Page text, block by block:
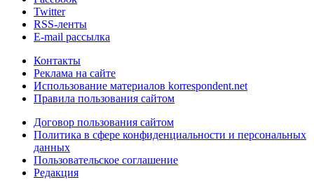
Twitter
RSS-ленты
E-mail рассылка
Контакты
Реклама на сайте
Использование материалов korrespondent.net
Правила пользования сайтом
Договор пользования сайтом
Политика в сфере конфиденциальности и персональных
данных
Пользовательское соглашение
Редакция